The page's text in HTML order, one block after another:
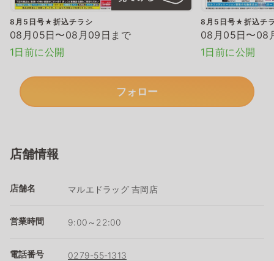
8月5日号★折込チラシ
08月05日〜08月09日まで
1日前に公開
8月5日号★折込チ
08月05日〜08
1日前に公開
フォロー
店舗情報
店舗名 マルエドラッグ 吉岡店
営業時間 9:00～22:00
電話番号 0279-55-1313